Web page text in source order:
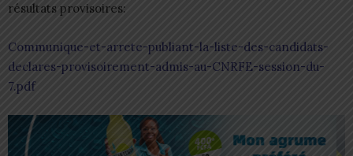
résultats provisoires:
Communique-et-arrete-publiant-la-liste-des-candidats-
declares-provisoirement-admis-au-CNRFE-session-du-
7.pdf